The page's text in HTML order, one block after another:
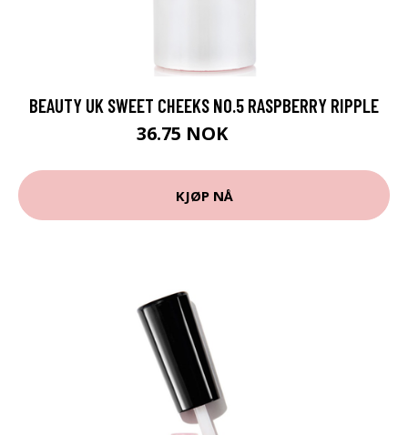
BEAUTY UK SWEET CHEEKS NO.5 RASPBERRY RIPPLE
36.75 NOK
KJØP NÅ